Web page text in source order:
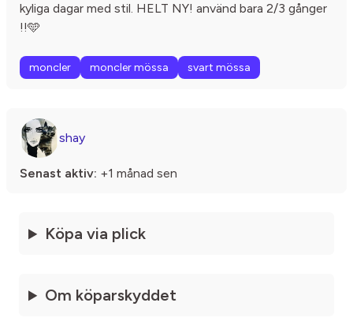
kyliga dagar med stil. HELT NY! använd bara 2/3 gånger
!!🩵
moncler moncler mössa svart mössa
shay
Senast aktiv: +1 månad sen
Köpa via plick
Om köparskyddet